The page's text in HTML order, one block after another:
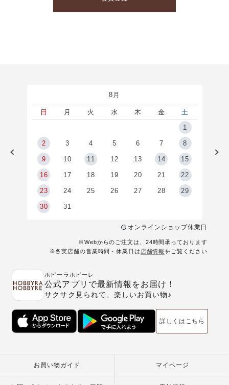
8月
日 月 火 水 木 金
土
1
2 3 4 5 6 7 8
9 10 11 12 13 14 15
16 17 18 19 20 21 22
23 24 25 26 27 28 29
30 31
オンラインショップ休業日
※Webからのご注文は、24時間承っております
※各実店舗の営業時間・休業日は 店舗情報 をご覧ください
ホビーラホビーレ
公式アプリで最新情報をお届け！
サクサク見られて、楽しいお買い物♪
詳しくはこちら
お買い物ガイド マイページ